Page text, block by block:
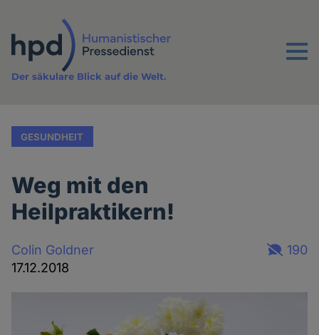
Inhalt
Menu
Der säkulare Blick auf die Welt.
GESUNDHEIT
Weg mit den
Heilpraktikern!
Colin Goldner
17.12.2018
190